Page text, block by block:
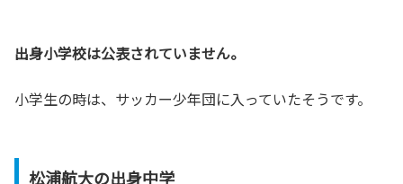
出身小学校は公表されていません。
小学生の時は、サッカー少年団に入っていたそうです。
松浦航大の出身中学